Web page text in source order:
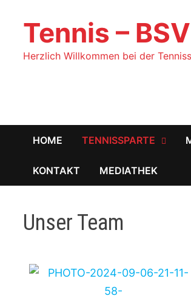
Tennis –
Herzlich Willkommen bei der
HOME TENNISSPARTE
KONTAKT MEDIATHEK
Unser Team